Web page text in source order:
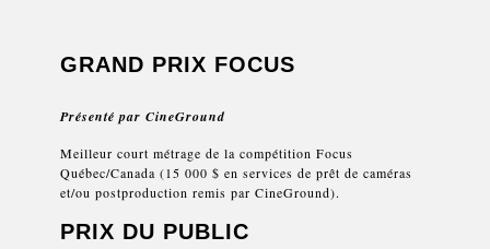
GRAND PRIX FOCUS
Présenté parCineGround
Meilleur court métrage de la compétition Focus
Québec/Canada (15 000 $ en services de prêt de caméras
et/ou postproduction remis par CineGround).
PRIX DU PUBLIC